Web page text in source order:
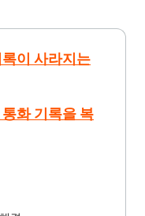
이 사라지는
화 기록을 복